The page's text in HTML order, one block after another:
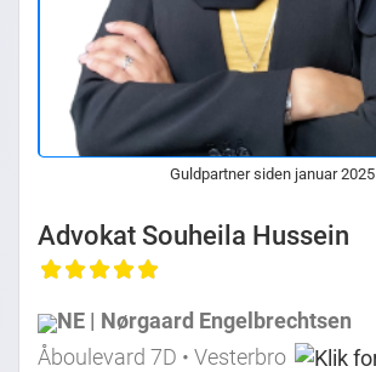
Guldpartner siden januar 2025
Advokat Souheila Hussein
NE | Nørgaard Engelbrechtsen
Åboulevard 7D • Vesterbro